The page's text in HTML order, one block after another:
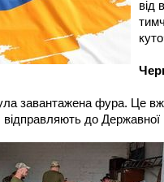
від
завантажена фура. Це
до